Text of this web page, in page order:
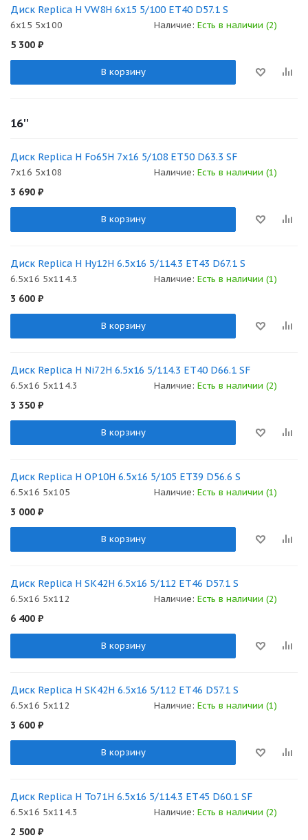
Диск Replica H VW8H 6x15 5/100 ET40 D57.1 S
6x15 5x100 Наличие: Есть в наличии (2)
5 300 ₽
В корзину
16''
Диск Replica H Fo65H 7x16 5/108 ET50 D63.3 SF
7x16 5x108 Наличие: Есть в наличии (1)
3 690 ₽
В корзину
Диск Replica H Hy12H 6.5x16 5/114.3 ET43 D67.1 S
6.5x16 5x114.3 Наличие: Есть в наличии (1)
3 600 ₽
В корзину
Диск Replica H Ni72H 6.5x16 5/114.3 ET40 D66.1 SF
6.5x16 5x114.3 Наличие: Есть в наличии (2)
3 350 ₽
В корзину
Диск Replica H OP10H 6.5x16 5/105 ET39 D56.6 S
6.5x16 5x105 Наличие: Есть в наличии (1)
3 000 ₽
В корзину
Диск Replica H SK42H 6.5x16 5/112 ET46 D57.1 S
6.5x16 5x112 Наличие: Есть в наличии (2)
6 400 ₽
В корзину
Диск Replica H SK42H 6.5x16 5/112 ET46 D57.1 S
6.5x16 5x112 Наличие: Есть в наличии (1)
3 600 ₽
В корзину
Диск Replica H To71H 6.5x16 5/114.3 ET45 D60.1 SF
6.5x16 5x114.3 Наличие: Есть в наличии (2)
2 500 ₽